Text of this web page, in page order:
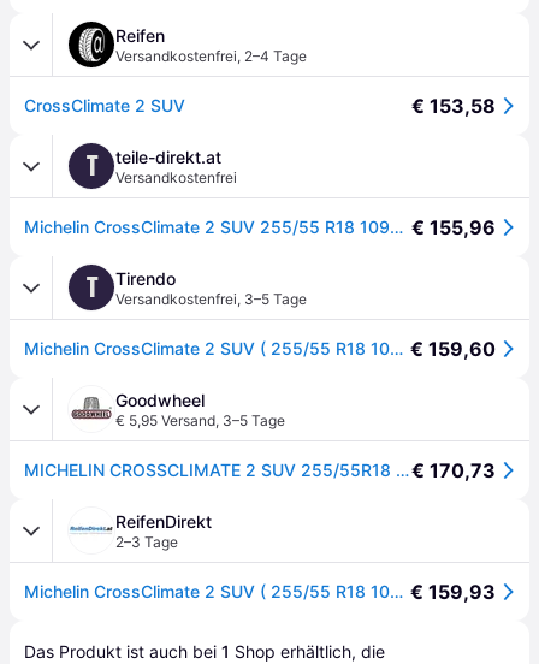
Reifen
Versandkostenfrei, 2–4 Tage
CrossClimate 2 SUV € 153,58
T teile-direkt.at
Versandkostenfrei
Michelin CrossClimate 2 SUV 255/55 R18 109W PKW Ganzjahresreifen Reifen 195332 € 155,96
T Tirendo
Versandkostenfrei, 3–5 Tage
Michelin CrossClimate 2 SUV ( 255/55 R18 109W XL EV Suitable, mit Felgenschutzleiste (FSL) ) - schwarz € 159,60
Goodwheel
€ 5,95 Versand, 3–5 Tage
MICHELIN CROSSCLIMATE 2 SUV 255/55R18 109W XL BSW€ 170,73
ReifenDirekt
2–3 Tage
Michelin CrossClimate 2 SUV ( 255/55 R18 109W XL EV Suitable, mit Felgenschutzleiste (FSL) ) € 159,93
Das Produkt ist auch bei 1 Shop erhältlich, die